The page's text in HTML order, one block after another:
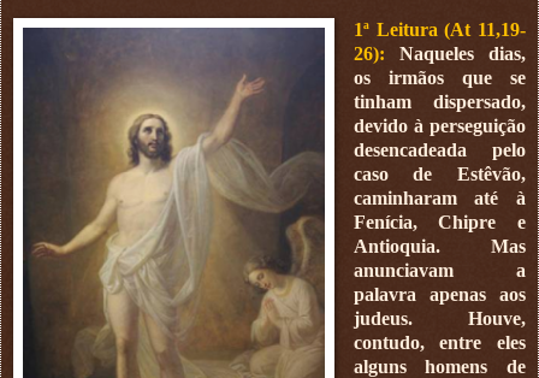
1ª Leitura (At 11,19-
26): Naqueles dias,
os irmãos que se
tinham dispersado,
devido à perseguição
desencadeada pelo
caso de Estêvão,
caminharam até à
Fenícia, Chipre e
Antioquia. Mas
anunciavam a
palavra apenas aos
judeus. Houve,
contudo, entre eles
alguns homens de